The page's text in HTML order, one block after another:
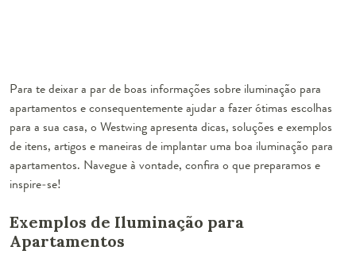
Para te deixar a par de boas informações sobre iluminação para
apartamentos e consequentemente ajudar a fazer ótimas escolhas
para a sua casa, o Westwing apresenta dicas, soluções e exemplos
de itens, artigos e maneiras de implantar uma boa iluminação para
apartamentos. Navegue à vontade, confira o que preparamos e
inspire-se!
Exemplos de Iluminação para
Apartamentos